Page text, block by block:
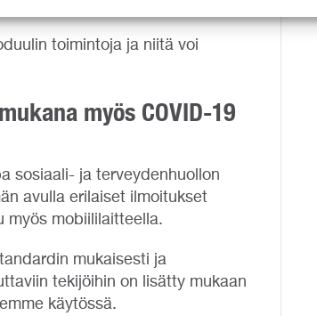
toimintoja ja niitä voi
myös COVID-19
sosiaali- ja terveydenhuollon
avulla erilaiset ilmoitukset
myös mobiililaitteella.
mukaisesti ja
tekijöihin on lisätty mukaan
käytössä.